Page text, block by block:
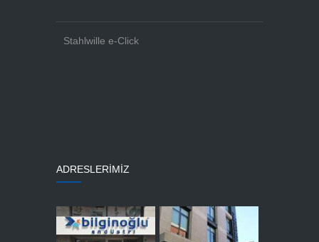
Stahlwille e-Click
ADRESLERİMİZ